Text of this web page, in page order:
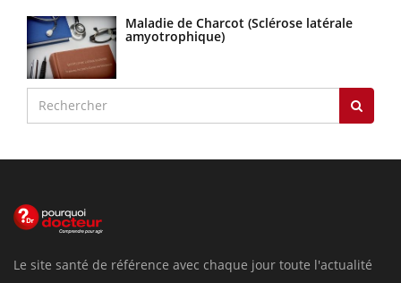
Maladie de Charcot (Sclérose latérale
amyotrophique)
Le site santé de référence avec chaque jour toute l'actualité